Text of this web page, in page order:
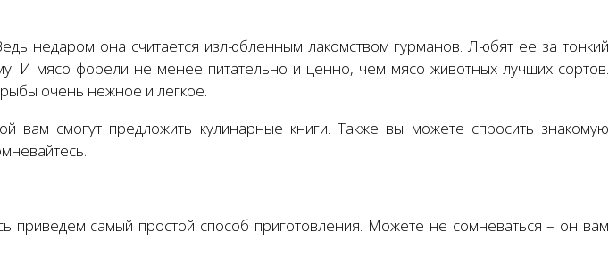
недаром она считается излюбленным лакомством гурманов. Любят ее за тонкий
И мясо форели не менее питательно и ценно, чем мясо животных лучших сортов.
очень нежное и легкое.
вам смогут предложить кулинарные книги. Также вы можете спросить знакомую
приведем самый простой способ приготовления. Можете не сомневаться – он вам